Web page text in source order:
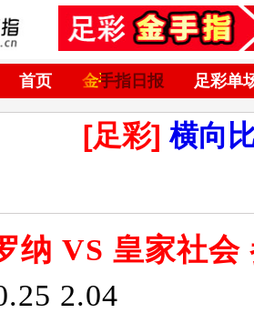
首页 金手指日报 足彩单
[足彩]横向
纳 VS 皇家社会
2.04